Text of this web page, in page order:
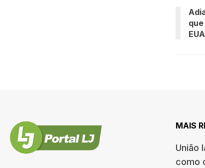
MAIS
União
como